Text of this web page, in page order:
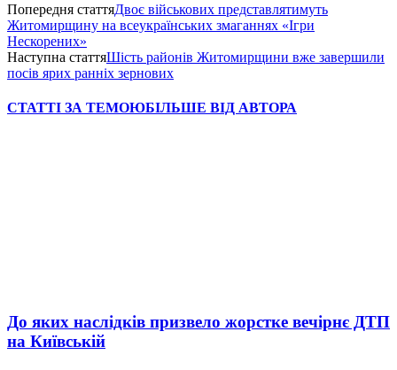
Попередня статтяДвоє військових представлятимуть
Житомирщину на всеукраїнських змаганнях «Ігри
Нескорених»
Наступна статтяШість районів Житомирщини вже завершили
посів ярих ранніх зернових
СТАТТІ ЗА ТЕМОЮБІЛЬШЕ ВІД АВТОРА
До яких наслідків призвело жорстке вечірнє ДТП
на Київській